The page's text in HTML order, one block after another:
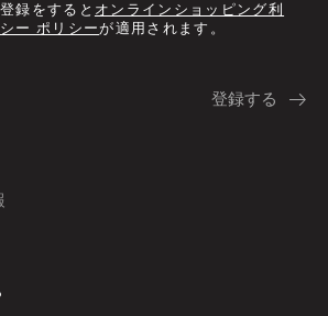
録をすると オンラインショッピング利
ー ポリシーが適用されます。